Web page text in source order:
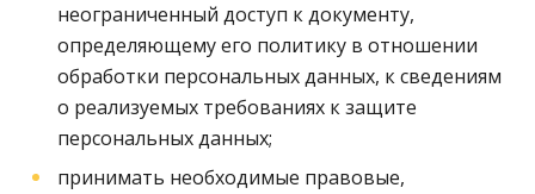
неограниченный доступ к документу,
определяющему его политику в отношении
обработки персональных данных, к сведениям
о реализуемых требованиях к защите
персональных данных;
принимать необходимые правовые,